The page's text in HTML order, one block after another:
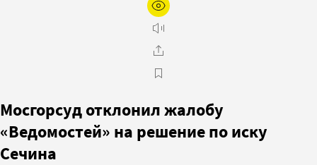
Мосгорсуд отклонил жалобу
«Ведомостей» на решение по иску
Сечина